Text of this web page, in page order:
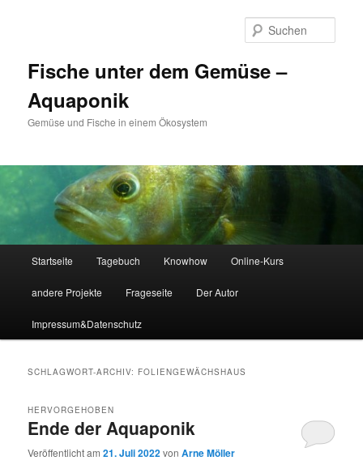
Fische unter dem Gemüse –
Aquaponik
Gemüse und Fische in einem Ökosystem
Startseite Tagebuch Knowhow Online-Kurs
andere Projekte Frageseite Der Autor
Impressum&Datenschutz
SCHLAGWORT-ARCHIV: FOLIENGEWÄCHSHAUS
Ende der Aquaponik
HERVORGEHOBEN
Veröffentlicht am21. Juli 2022vonArne Möller